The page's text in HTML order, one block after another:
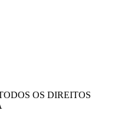
OS DIREITOS